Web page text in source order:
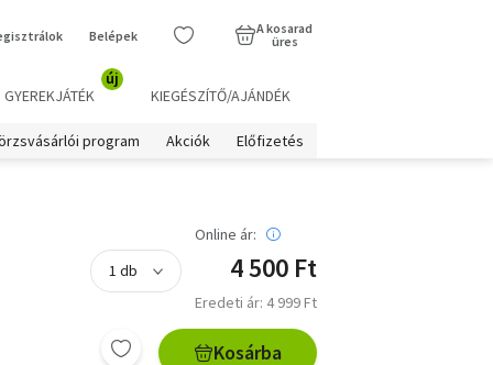
Belépek
A kosarad
üres
GYEREKJÁTÉK
új
KIEGÉSZÍTŐ/AJÁNDÉK
program Akciók Előfizetés
Online ár:
4 500 Ft
Eredeti ár: 4 999 Ft
Kosárba